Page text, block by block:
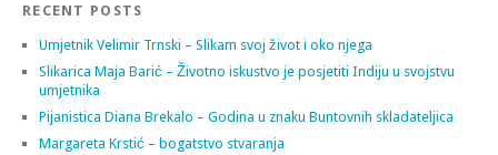
RECENT POSTS
Umjetnik Velimir Trnski – Slikam svoj život i oko njega
Slikarica Maja Barić – Životno iskustvo je posjetiti Indiju u svojstvu
umjetnika
Pijanistica Diana Brekalo – Godina u znaku Buntovnih skladateljica
Margareta Krstić – bogatstvo stvaranja